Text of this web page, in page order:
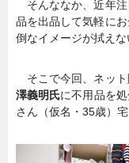
そんななか、近年注
品を出品して気軽に
倒なイメージが拭えな
そこで今回、ネット
澤義明氏に不用品を
さん（仮名・35歳）